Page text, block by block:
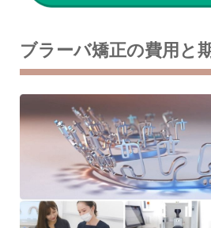
ブラーバ矯正の費用と